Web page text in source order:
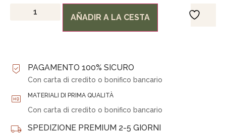
AÑADIR A LA CESTA
PAGAMENTO 100% SICURO
Con carta di credito o bonifico bancario
MATERIALI DI PRIMA QUALITÀ
Con carta di credito o bonifico bancario
SPEDIZIONE PREMIUM 2-5 GIORNI